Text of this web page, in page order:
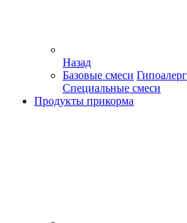
Назад
Базовые смеси
Специальные смеси
Продукты прикорма